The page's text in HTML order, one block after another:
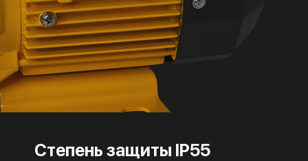
Степень защиты IP55